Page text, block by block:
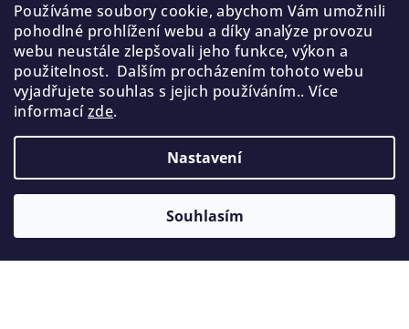
Používáme soubory cookie, abychom Vám umožnili
pohodlné prohlížení webu a díky analýze provozu
webu neustále zlepšovali jeho funkce, výkon a
použitelnost. Dalším procházením tohoto webu
vyjadřujete souhlas s jejich používáním.. Více
informacízde.
Nastavení
Souhlasím
Informace pro vás
Příspěvek pro diabetiky
Nevyzvednutá zásilka
Obchodní podmínky
Podmínky ochrany osobních údajů